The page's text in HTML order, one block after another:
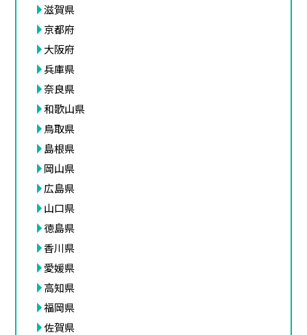
滋賀県
京都府
大阪府
兵庫県
奈良県
和歌山県
鳥取県
島根県
岡山県
広島県
山口県
徳島県
香川県
愛媛県
高知県
福岡県
佐賀県